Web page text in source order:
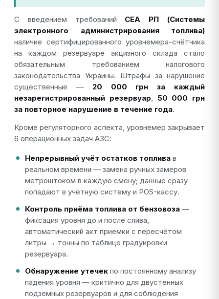
С введением требований СЕА РП (Системы
электронного администрирования топлива)
наличие сертифицированного уровнемера-счётчика
на каждом резервуаре акцизного склада стало
обязательным требованием налогового
законодательства Украины. Штрафы за нарушение
существенные — 20 000 грн за каждый
незарегистрированный резервуар, 50 000 грн
за повторное нарушение в течение года.
Кроме регуляторного аспекта, уровнемер закрывает
6 операционных задач АЗС:
Непрерывный учёт остатков топлива в
реальном времени — замена ручных замеров
метроштоком в каждую смену; данные сразу
попадают в учётную систему и POS-кассу.
Контроль приёма топлива от бензовоза —
фиксация уровня до и после слива,
автоматический акт приёмки с пересчётом
литры → тонны по таблице градуировки
резервуара.
Обнаружение утечек по постоянному анализу
падения уровня — критично для двустенных
подземных резервуаров и для соблюдения